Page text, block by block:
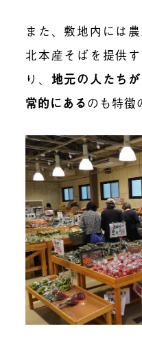
また、敷地内には
北本産そばを提供
り、 地元の人たち
常的にあるのも特徴